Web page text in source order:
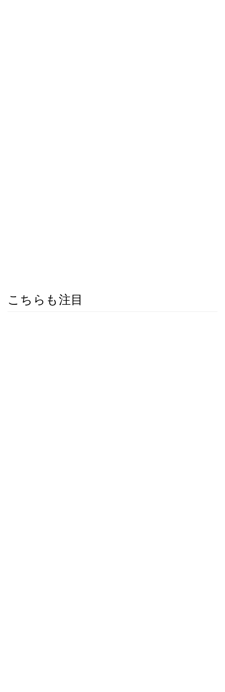
こちらも注目